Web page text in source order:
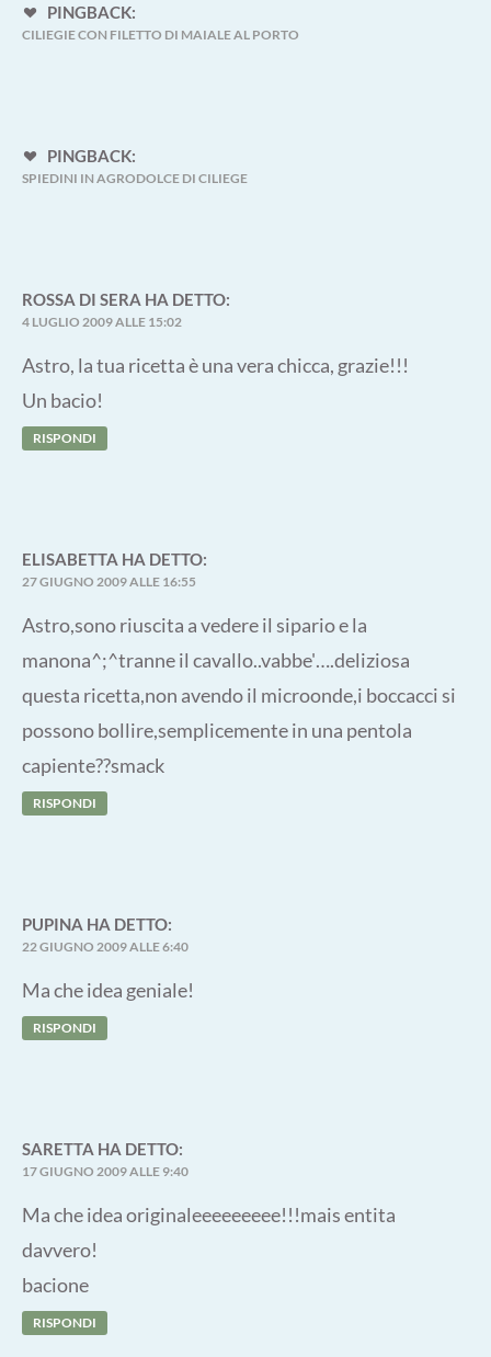
PINGBACK:
CILIEGIE CON FILETTO DI MAIALE AL PORTO
PINGBACK:
SPIEDINI IN AGRODOLCE DI CILIEGE
ROSSA DI SERA HA DETTO:
4 LUGLIO 2009 ALLE 15:02
Astro, la tua ricetta è una vera chicca, grazie!!!
Un bacio!
RISPONDI
ELISABETTA HA DETTO:
27 GIUGNO 2009 ALLE 16:55
Astro,sono riuscita a vedere il sipario e la
manona^;^tranne il cavallo..vabbe'….deliziosa
questa ricetta,non avendo il microonde,i boccacci si
possono bollire,semplicemente in una pentola
capiente??smack
RISPONDI
PUPINA HA DETTO:
22 GIUGNO 2009 ALLE 6:40
Ma che idea geniale!
RISPONDI
SARETTA HA DETTO:
17 GIUGNO 2009 ALLE 9:40
Ma che idea originaleeeeeeeee!!!mais entita
davvero!
bacione
RISPONDI